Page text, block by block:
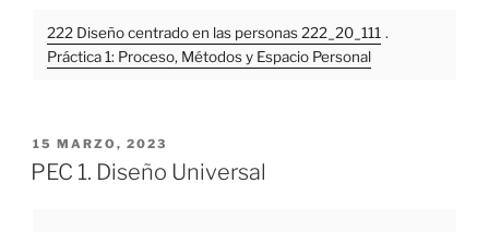
222 Diseño centrado en las personas 222_20_111 .
Práctica 1: Proceso, Métodos y Espacio Personal
PUBLICADO
EL
15 MARZO, 2023
PEC 1. Diseño Universal